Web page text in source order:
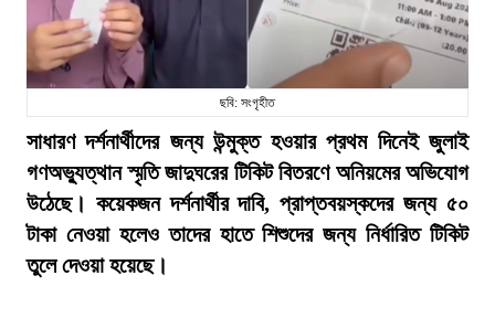
ছবি: সংগৃহীত
সাধারণ দর্শনার্থীদের জন্য উন্মুক্ত হওয়ার প্রথম দিনেই জুলাই
গণঅভ্যুত্থান স্মৃতি জাদুঘরের টিকিট বিতরণে অনিয়মের অভিযোগ
উঠেছে। কয়েকজন দর্শনার্থীর দাবি, প্রাপ্তবয়স্কদের জন্য ৫০
টাকা নেওয়া হলেও তাদের হাতে শিশুদের জন্য নির্ধারিত টিকিট
তুলে দেওয়া হয়েছে।